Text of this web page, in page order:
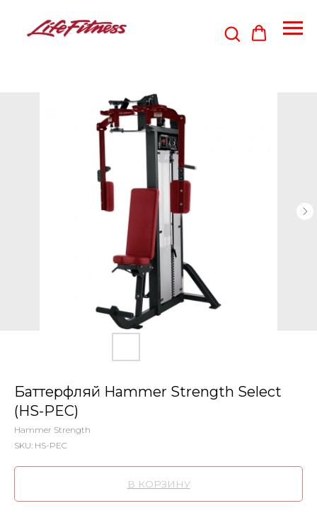
Баттерфляй Hammer Strength Select
(HS-PEC)
Hammer Strength
SKU: HS-PEC
В КОРЗИНУ